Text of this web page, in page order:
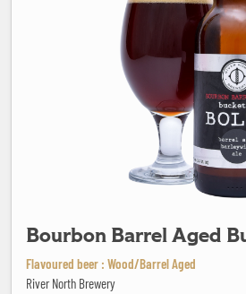
Bourbon Barrel Aged
Flavoured beer : Wood/Barrel Aged
River North Brewery